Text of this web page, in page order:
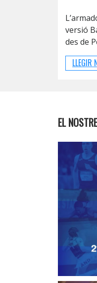
versió
des de
LLEGIR
EL